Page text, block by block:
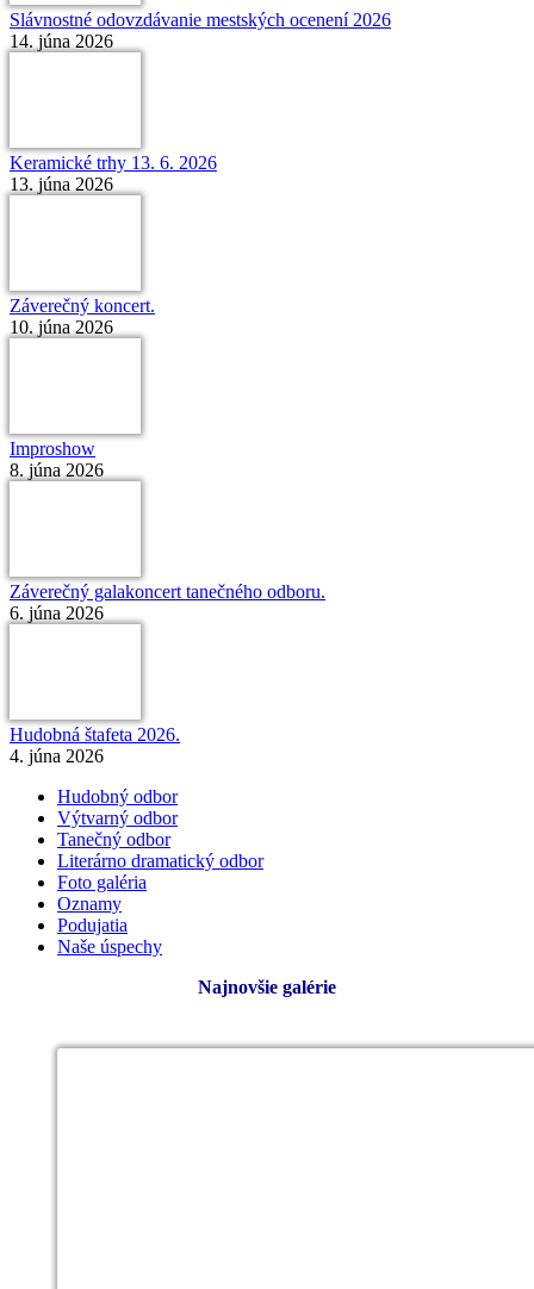
Slávnostné odovzdávanie mestských ocenení 2026
14. júna 2026
Keramické trhy 13. 6. 2026
13. júna 2026
Záverečný koncert.
10. júna 2026
Improshow
8. júna 2026
Záverečný galakoncert tanečného odboru.
6. júna 2026
Hudobná štafeta 2026.
4. júna 2026
Hudobný odbor
Výtvarný odbor
Tanečný odbor
Literárno dramatický odbor
Foto galéria
Oznamy
Podujatia
Naše úspechy
Najnovšie galérie